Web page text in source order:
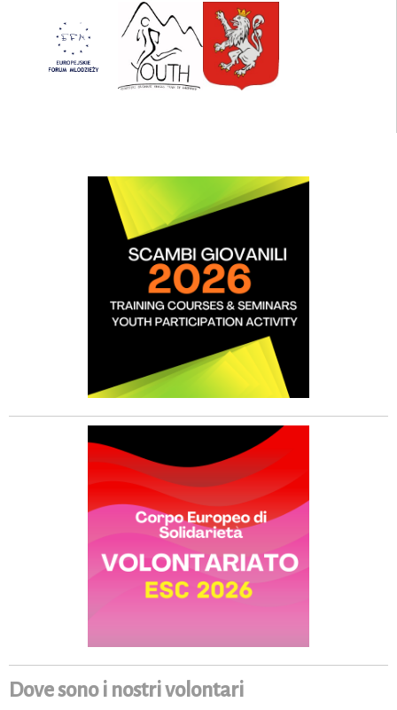
Dove sono i nostri volontari